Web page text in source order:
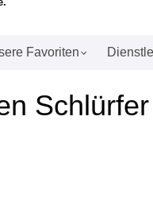
Favoriten